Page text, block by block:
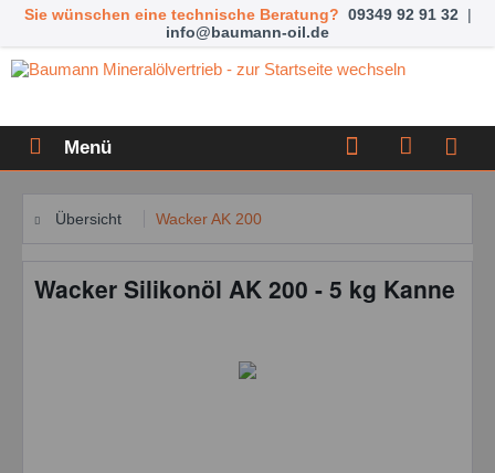
Sie wünschen eine technische Beratung? 09349 92 91 32 |
info@baumann-oil.de
Menü
Übersicht Wacker AK 200
Wacker Silikonöl AK 200 - 5 kg Kanne